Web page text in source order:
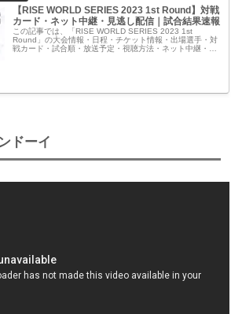
【RISE WORLD SERIES 2023 1st Round】対戦
カード・ネット中継・見逃し配信｜試合結果速報
この記事では、「RISE WORLD SERIES 2023 1st
Round」の大会情報・日程・チケット情報・出場選手・対
戦カード・試合順・放送予定・視聴方法・ネット中継・見
ドーイ